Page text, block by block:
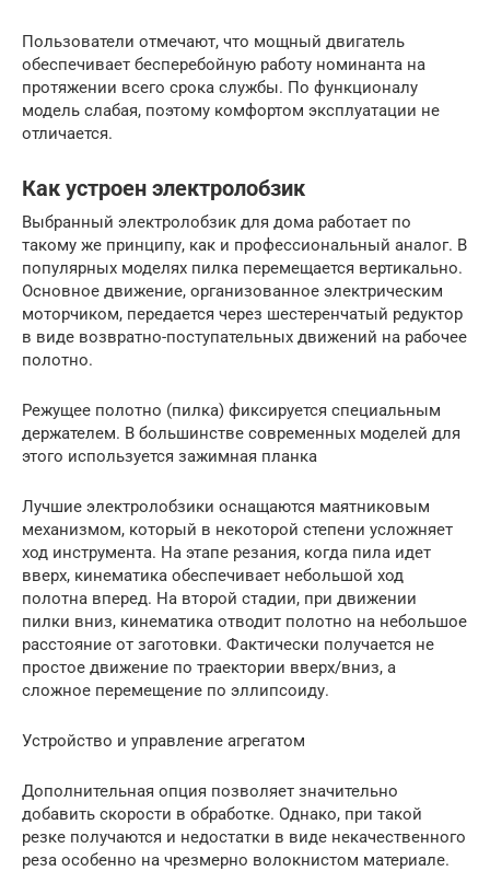
Пользователи отмечают, что мощный двигатель
обеспечивает бесперебойную работу номинанта на
протяжении всего срока службы. По функционалу
модель слабая, поэтому комфортом эксплуатации не
отличается.
Как устроен электролобзик
Выбранный электролобзик для дома работает по
такому же принципу, как и профессиональный аналог. В
популярных моделях пилка перемещается вертикально.
Основное движение, организованное электрическим
моторчиком, передается через шестеренчатый редуктор
в виде возвратно-поступательных движений на рабочее
полотно.
Режущее полотно (пилка) фиксируется специальным
держателем. В большинстве современных моделей для
этого используется зажимная планка
Лучшие электролобзики оснащаются маятниковым
механизмом, который в некоторой степени усложняет
ход инструмента. На этапе резания, когда пила идет
вверх, кинематика обеспечивает небольшой ход
полотна вперед. На второй стадии, при движении
пилки вниз, кинематика отводит полотно на небольшое
расстояние от заготовки. Фактически получается не
простое движение по траектории вверх/вниз, а
сложное перемещение по эллипсоиду.
Устройство и управление агрегатом
Дополнительная опция позволяет значительно
добавить скорости в обработке. Однако, при такой
резке получаются и недостатки в виде некачественного
реза особенно на чрезмерно волокнистом материале.